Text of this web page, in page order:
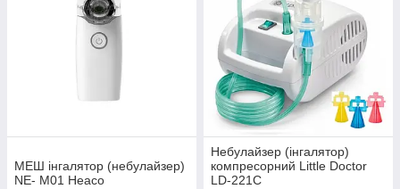
МЕШ інгалятор (небулайзер)
NE- M01 Heaco
Небулайзер (інгалятор)
компресорний Little Doctor
LD-221C